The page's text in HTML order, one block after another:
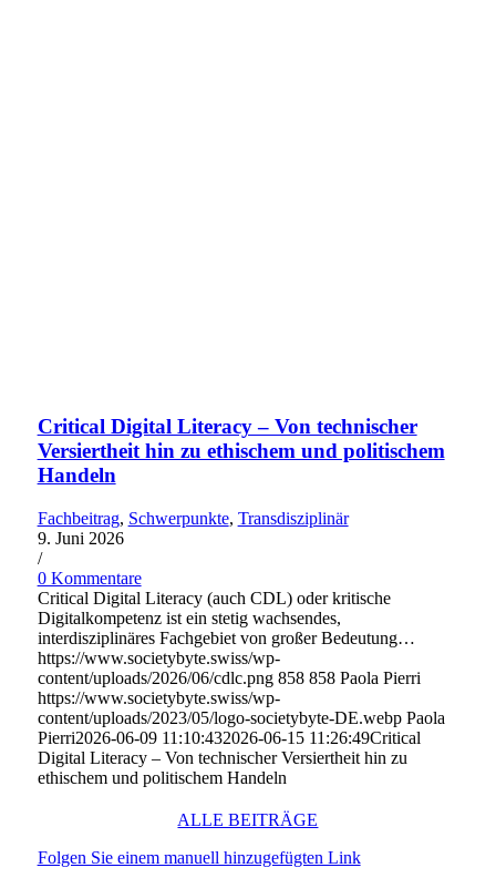
Critical Digital Literacy – Von technischer
Versiertheit hin zu ethischem und politischem
Handeln
Fachbeitrag, Schwerpunkte, Transdisziplinär
9. Juni 2026
/
0 Kommentare
Critical Digital Literacy (auch CDL) oder kritische
Digitalkompetenz ist ein stetig wachsendes,
interdisziplinäres Fachgebiet von großer Bedeutung…
https://www.societybyte.swiss/wp-
content/uploads/2026/06/cdlc.png 858 858 Paola Pierri
https://www.societybyte.swiss/wp-
content/uploads/2023/05/logo-societybyte-DE.webp Paola
Pierri2026-06-09 11:10:432026-06-15 11:26:49Critical
Digital Literacy – Von technischer Versiertheit hin zu
ethischem und politischem Handeln
ALLE BEITRÄGE
Folgen Sie einem manuell hinzugefügten Link